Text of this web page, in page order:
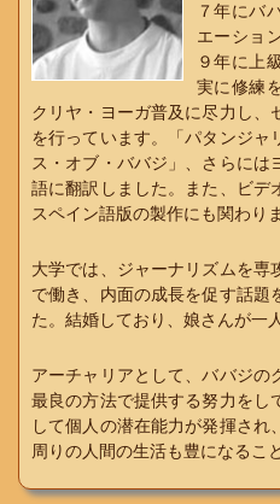
７年にバ
エーショ
９年に上
実に修練
クリヤ・ヨーガ普及に尽力し、
を行っています。「パタンジャ
ス・オブ・ババジ」、さらには
語に翻訳しました。また、ビデ
スペイン語版の製作にも関わり
大学では、ジャーナリズムを専
で働き、内面の成長を促す話題
た。結婚しており、娘さんが一
アーチャリアとして、ババジの
最良の方法で提供する努力をし
して個人の潜在能力が発揮され
周りの人間の生活も豊になるこ